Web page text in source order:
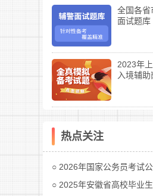
全国各省
面试题库
2023年
入境辅
热点关注
2026年国家公务员考试
2025年安徽省高校毕业生“三支